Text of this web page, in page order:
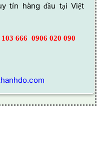
tín hàng đầu tại Việt
666 0906 020 090